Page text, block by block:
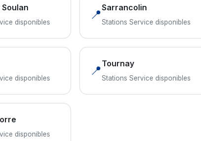
disponibles
📍Sarrancolin
Stations Service disponibles
disponibles
📍 Tournay
Stations Service disponibles
disponibles